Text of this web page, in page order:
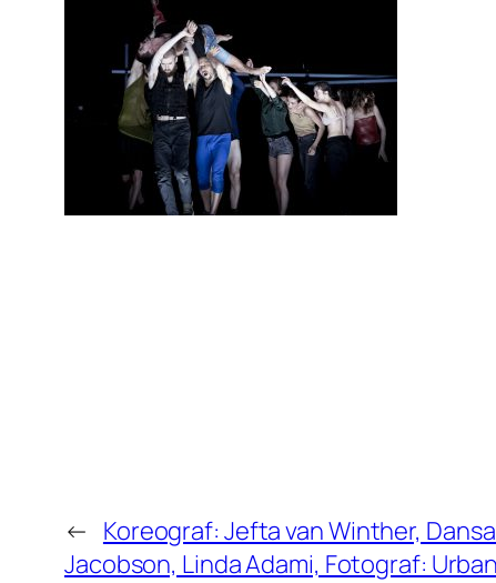
← Koreograf: Jefta van Winther,
Jacobson, Linda Adami, Fotograf: